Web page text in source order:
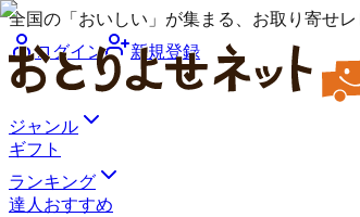
全国の「おいしい」が集まる、お取り寄せレ
ログイン
新規登録
ジャンル
ギフト
ランキング
達人おすすめ